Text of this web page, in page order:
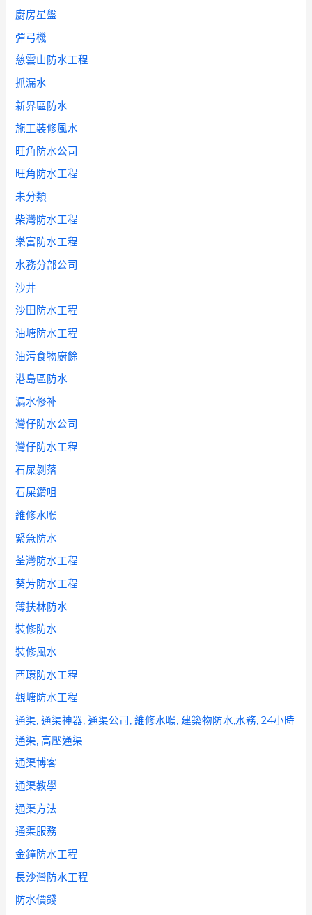
廚房星盤
彈弓機
慈雲山防水工程
抓漏水
新界區防水
施工裝修風水
旺角防水公司
旺角防水工程
未分類
柴灣防水工程
樂富防水工程
水務分部公司
沙井
沙田防水工程
油塘防水工程
油污食物廚餘
港島區防水
漏水修补
灣仔防水公司
灣仔防水工程
石屎剝落
石屎鑽咀
維修水喉
緊急防水
荃灣防水工程
葵芳防水工程
薄扶林防水
裝修防水
裝修風水
西環防水工程
觀塘防水工程
通渠, 通渠神器, 通渠公司, 維修水喉, 建築物防水,水務, 24小時
通渠, 高壓通渠
通渠博客
通渠教學
通渠方法
通渠服務
金鐘防水工程
長沙灣防水工程
防水價錢